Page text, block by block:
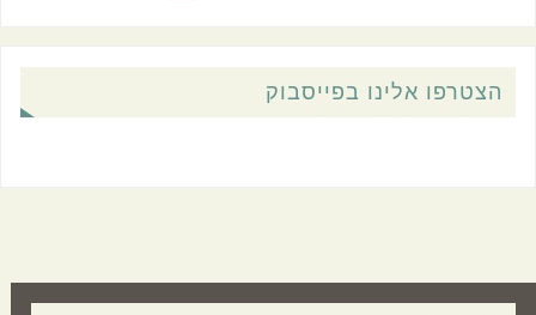
הצטרפו אלינו בפייסבוק